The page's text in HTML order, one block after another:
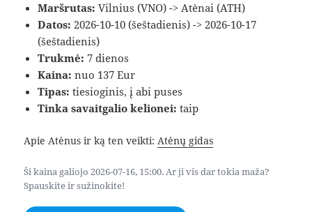
Maršrutas: Vilnius (VNO) -> Atėnai (ATH)
Datos: 2026-10-10 (šeštadienis) -> 2026-10-17
(šeštadienis)
Trukmė: 7 dienos
Kaina: nuo 137 Eur
Tipas: tiesioginis, į abi puses
Tinka savaitgalio kelionei: taip
Apie Atėnus ir ką ten veikti:Atėnų gidas
Ši kaina galiojo 2026-07-16, 15:00. Ar ji vis dar tokia maža?
Spauskite ir sužinokite!